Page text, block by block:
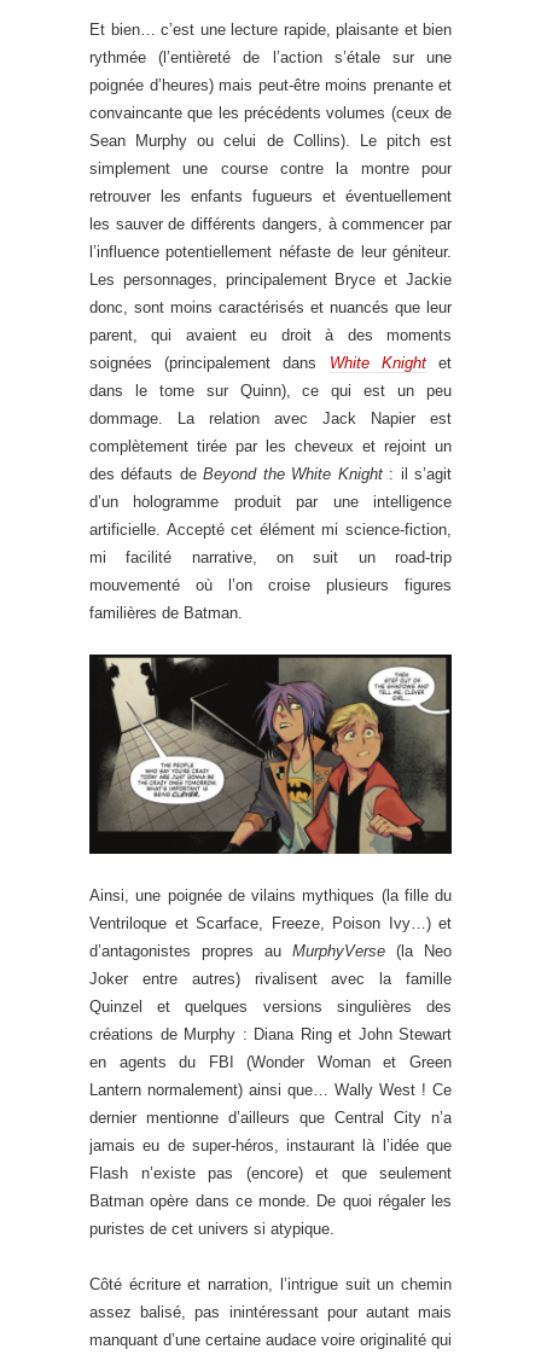
Et bien… c’est une lecture rapide, plaisante et bien
rythmée (l’entièreté de l’action s’étale sur une
poignée d’heures) mais peut-être moins prenante et
convaincante que les précédents volumes (ceux de
Sean Murphy ou celui de Collins). Le pitch est
simplement une course contre la montre pour
retrouver les enfants fugueurs et éventuellement
les sauver de différents dangers, à commencer par
l’influence potentiellement néfaste de leur géniteur.
Les personnages, principalement Bryce et Jackie
donc, sont moins caractérisés et nuancés que leur
parent, qui avaient eu droit à des moments
soignées (principalement dans White Knightet
dans le tome sur Quinn), ce qui est un peu
dommage. La relation avec Jack Napier est
complètement tirée par les cheveux et rejoint un
des défauts deBeyond the White Knight: il s’agit
d’un hologramme produit par une intelligence
artificielle. Accepté cet élément mi science-fiction,
mi facilité narrative, on suit un road-trip
mouvementé où l’on croise plusieurs figures
familières de Batman.
Ainsi, une poignée de vilains mythiques (la fille du
Ventriloque et Scarface, Freeze, Poison Ivy…) et
d’antagonistes propres au MurphyVerse (la Neo
Joker entre autres) rivalisent avec la famille
Quinzel et quelques versions singulières des
créations de Murphy : Diana Ring et John Stewart
en agents du FBI (Wonder Woman et Green
Lantern normalement) ainsi que… Wally West ! Ce
dernier mentionne d’ailleurs que Central City n’a
jamais eu de super-héros, instaurant là l’idée que
Flash n’existe pas (encore) et que seulement
Batman opère dans ce monde. De quoi régaler les
puristes de cet univers si atypique.
Côté écriture et narration, l’intrigue suit un chemin
assez balisé, pas inintéressant pour autant mais
manquant d’une certaine audace voire originalité qui